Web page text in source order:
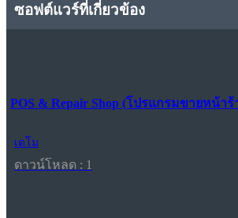
ซอฟต์แวร์ที่เกี่ยวข้อง
POS & Repair Shop (โปรแกรมขายหน้า
เดโม
ดาวน์โหลด : 1